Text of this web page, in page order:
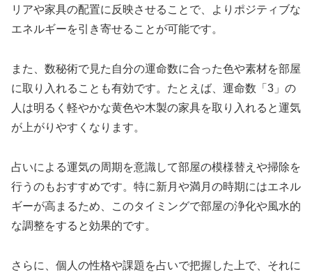
リアや家具の配置に反映させることで、よりポジティブな
エネルギーを引き寄せることが可能です。
また、数秘術で見た自分の運命数に合った色や素材を部屋
に取り入れることも有効です。たとえば、運命数「3」の
人は明るく軽やかな黄色や木製の家具を取り入れると運気
が上がりやすくなります。
占いによる運気の周期を意識して部屋の模様替えや掃除を
行うのもおすすめです。特に新月や満月の時期にはエネル
ギーが高まるため、このタイミングで部屋の浄化や風水的
な調整をすると効果的です。
さらに、個人の性格や課題を占いで把握した上で、それに